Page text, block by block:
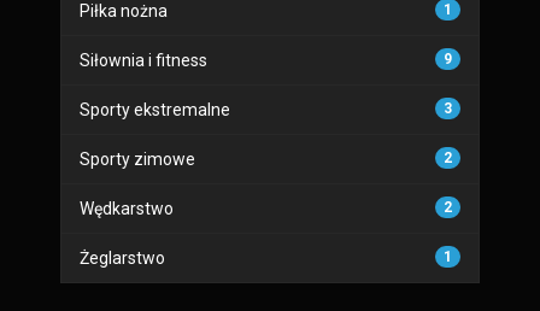
1
Piłka nożna
9
Siłownia i fitness
3
Sporty ekstremalne
2
Sporty zimowe
2
Wędkarstwo
1
Żeglarstwo